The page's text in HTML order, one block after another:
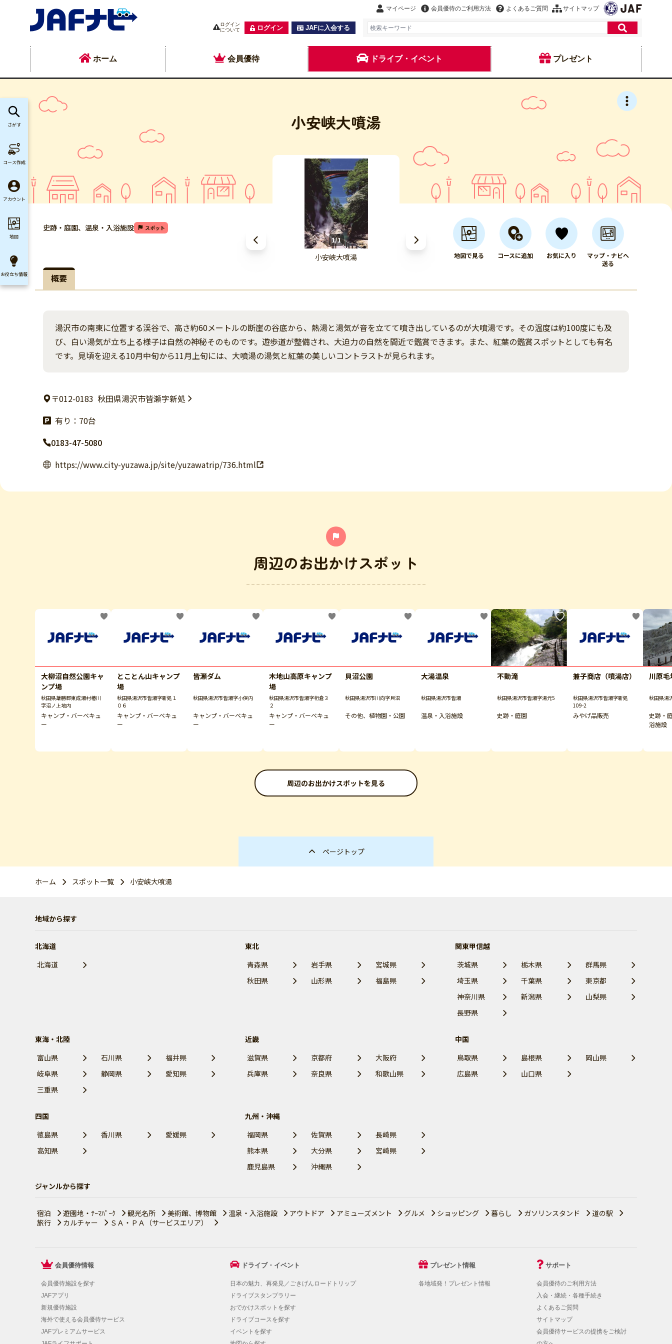
マイページ 会員優待のご利用方法 よくあるご質問 サイトマップ
ログイン
について
ログイン JAFに入会する
ホーム 会員優待 ドライブ・イベント プレゼント
小安峡大噴湯
1/1
小安峡大噴湯
史跡・庭園、温泉・入浴施設 スポット
地図で見る コースに追加 お気に入り
マップ・ナビへ
送る
概要
湯沢市の南東に位置する渓谷で、高さ約60メートルの断崖の谷底から、熱湯と湯気が音を立てて噴き出しているのが大噴湯です。その温度は約100度にも及
び、白い湯気が立ち上る様子は自然の神秘そのものです。遊歩道が整備され、大迫力の自然を間近で鑑賞できます。また、紅葉の鑑賞スポットとしても有名
です。見頃を迎える10月中旬から11月上旬には、大噴湯の湯気と紅葉の美しいコントラストが見られます。
〒012-0183 秋田県湯沢市皆瀬字新処
有り：70台
0183-47-5080
https://www.city-yuzawa.jp/site/yuzawatrip/736.html
周辺のお出かけスポット
大柳沼自然公園キャ
ンプ場
秋田県雄勝郡東成瀬村椿川
字沼ノ上地内
キャンプ・バーベキュ
ー
とことん山キャンプ
場
秋田県湯沢市皆瀬字新処１
０６
キャンプ・バーベキュ
ー
皆瀬ダム
秋田県湯沢市皆瀬字小俣内
キャンプ・バーベキュ
ー
木地山高原キャンプ
場
秋田県湯沢市皆瀬字桁倉３
２
キャンプ・バーベキュ
ー
貝沼公園
秋田県湯沢市川向字貝沼
その他、植物園・公園
大湯温泉
秋田県湯沢市皆瀬
温泉・入浴施設
不動滝
秋田県湯沢市皆瀬字湯元5
史跡・庭園
兼子商店（噴湯店）
秋田県湯沢市皆瀬字新処
109-2
みやげ品販売
川原毛
秋田県湯
史跡・
浴施設
周辺のお出かけスポットを見る
ページトップ
ホーム スポット一覧 小安峡大噴湯
地域から探す
北海道
北海道
東北
青森県
岩手県
宮城県
秋田県
山形県 福島県
関東甲信越
茨城県
栃木県
群馬県
埼玉県
千葉県
東京都
神奈川県
新潟県
山梨県
長野県
東海・北陸
富山県
石川県
福井県
岐阜県
静岡県
愛知県
三重県
近畿
滋賀県
京都府
大阪府
兵庫県
奈良県 和歌山県
中国
鳥取県
島根県
岡山県
広島県
山口県
四国
徳島県
香川県
愛媛県
高知県
九州・沖縄
福岡県
佐賀県
長崎県
熊本県
大分県
宮崎県
鹿児島県
沖縄県
ジャンルから探す
宿泊 遊園地・ﾃｰﾏﾊﾟｰｸ 観光名所 美術館、博物館 温泉・入浴施設 アウトドア アミューズメント グルメ ショッピング 暮らし ガソリンスタンド
道の駅
旅行
カルチャー ＳＡ・ＰＡ（サービスエリア）
会員優待情報
会員優待施設を探す
JAFアプリ
新規優待施設
海外で使える会員優待サービス
JAFプレミアムサービス
ドライブ・イベント
日本の魅力、再発見／ごきげんロードトリップ
ドライブスタンプラリー
おでかけスポットを探す
ドライブコースを探す
イベントを探す
プレゼント情報
各地域発！プレゼント情報
サポート
会員優待のご利用方法
入会・継続・各種手続き
よくあるご質問
サイトマップ
会員優待サービスの提携をご検討
さがす
コース作成
アカウント
地図
お役立ち情報